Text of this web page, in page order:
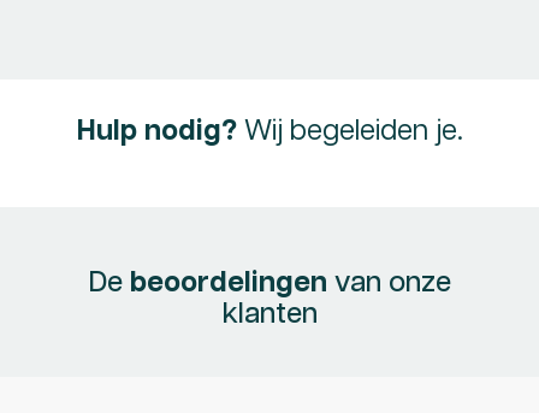
Hulp nodig? Wij begeleiden je.
De beoordelingen van onze
klanten